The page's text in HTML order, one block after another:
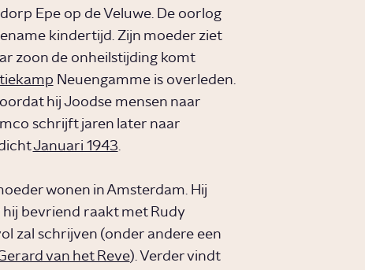
Epe op de Veluwe. De oorlog
kindertijd. Zijn moeder ziet
zoon de onheilstijding komt
Neuengamme is overleden.
hij Joodse mensen naar
schrijft jaren later naar
Januari 1943.
wonen in Amsterdam. Hij
bevriend raakt met Rudy
zal schrijven (onder andere een
van het Reve). Verder vindt